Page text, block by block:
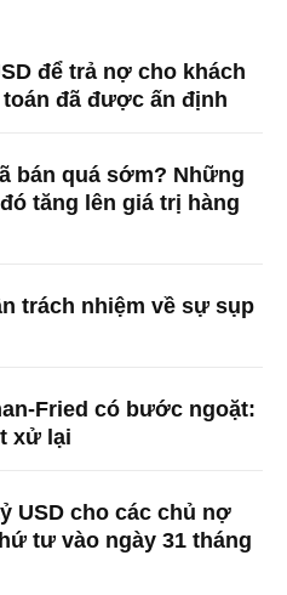
để trả nợ cho khách
đã được ấn định
bán quá sớm? Những
tăng lên giá trị hàng
trách nhiệm về sự sụp
Fried có bước ngoặt:
xử lại
USD cho các chủ nợ
tư vào ngày 31 tháng